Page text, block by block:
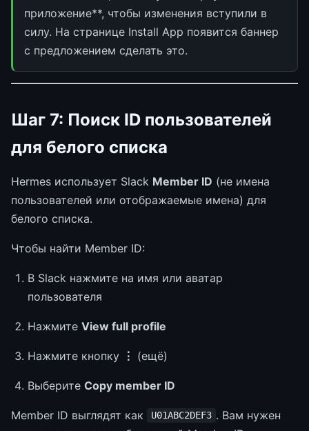
приложение**, чтобы изменения вступили в
силу. На странице Install App появится баннер
с предложением сделать это.
Шаг 7: Поиск ID пользователей
для белого списка
Hermes использует Slack Member ID (не имена
пользователей или отображаемые имена) для
белого списка.
Чтобы найти Member ID:
В Slack нажмите на имя или аватар
пользователя
Нажмите View full profile
Нажмите кнопку ⋮ (ещё)
Выберите Copy member ID
Member ID выглядят как U01ABC2DEF3 . Вам нужен